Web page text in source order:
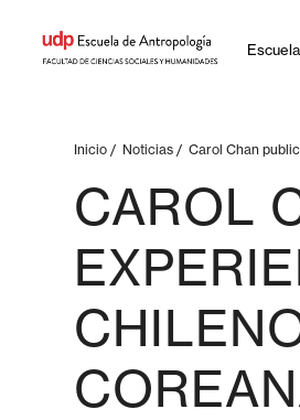
Escuela
Inicio / Noticias / Carol Chan
CAROL